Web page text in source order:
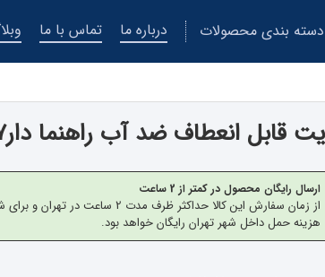
دسته بندی محصولات درباره ما تماس با ما
قابل انعطاف ضد آب راهنما دار217
ارسال رایگان محصول در کمتر از 2 ساعت
از زمان سفارش این کالا
هزینه حمل داخل شهر تهران رایگان خواهد بود.